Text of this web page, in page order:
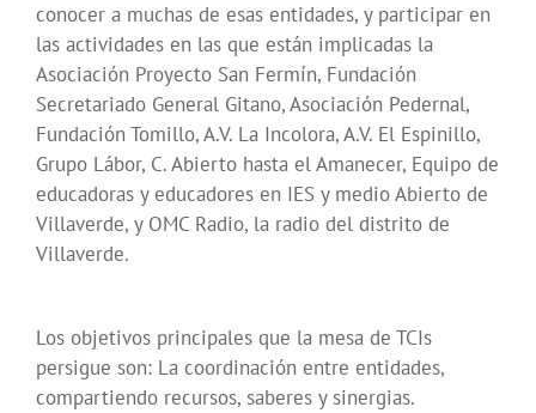
conocer a muchas de esas entidades, y participar en
las actividades en las que están implicadas la
Asociación Proyecto San Fermín, Fundación
Secretariado General Gitano, Asociación Pedernal,
Fundación Tomillo, A.V. La Incolora, A.V. El Espinillo,
Grupo Lábor, C. Abierto hasta el Amanecer, Equipo de
educadoras y educadores en IES y medio Abierto de
Villaverde, y OMC Radio, la radio del distrito de
Villaverde.
Los objetivos principales que la mesa de TCIs
persigue son: La coordinación entre entidades,
compartiendo recursos, saberes y sinergias.